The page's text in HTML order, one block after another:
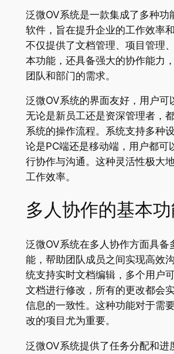
泛微OV系统是一款集成了多种功
软件，旨在提升企业的工作效率
不仅提供了文档管理、项目管理
本功能，还具备强大的协作能力
团队和部门的需求。
泛微OV系统的界面友好，用户可
无论是新员工还是资深管理者，
系统的操作流程。系统支持多种
论是PC端还是移动端，用户都可
行协作与沟通。这种灵活性极大
工作效率。
多人协作的基本
泛微OV系统在多人协作方面具备
能，帮助团队成员之间实现高效
统支持实时文档编辑，多个用户
文档进行修改，所有的更改都会
信息的一致性。这种功能对于需
改的项目尤为重要。
泛微OV系统提供了任务分配和进